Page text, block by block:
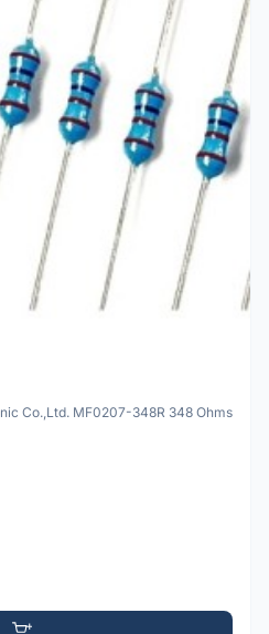
Co.,Ltd. MF0207-348R 348 Ohms